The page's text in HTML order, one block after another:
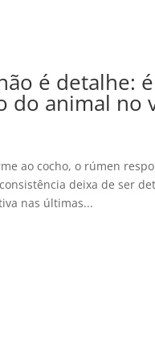
é detalhe:
do animal no
ao cocho, o rúmen
deixa de ser
nas últimas...